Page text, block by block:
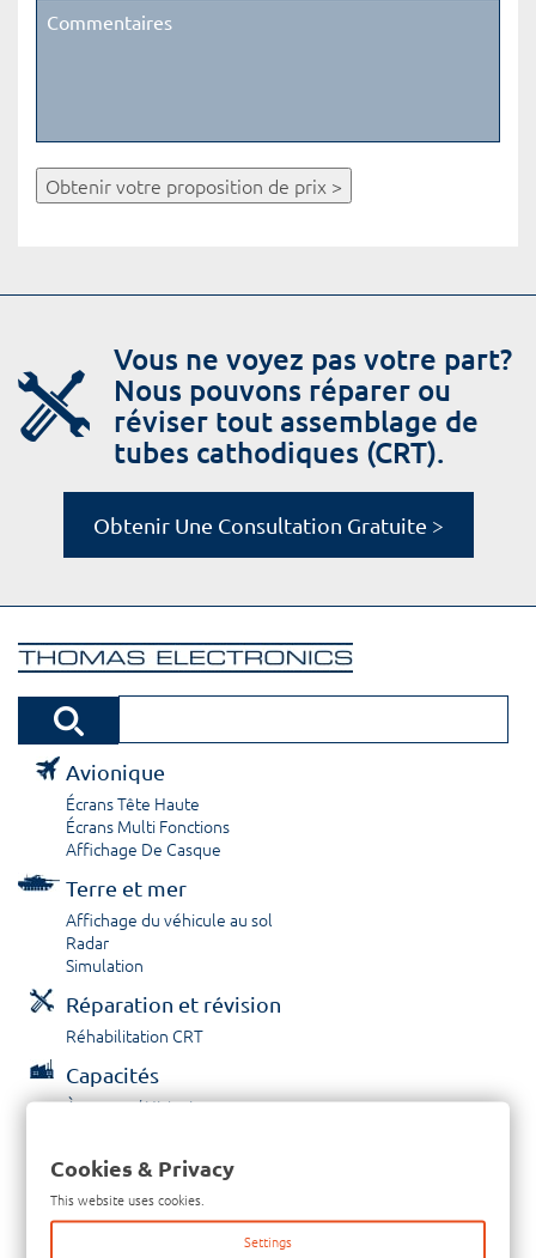
Obtenir votre proposition de prix >
Vous ne voyez pas votre part?
Nous pouvons réparer ou
réviser tout assemblage de
tubes cathodiques (CRT).
Obtenir Une Consultation Gratuite >
Avionique
Écrans Tête Haute
Écrans Multi Fonctions
Affichage De Casque
Terre et mer
Affichage du véhicule au sol
Radar
Simulation
Réparation et révision
Réhabilitation CRT
Capacités
À propos / Historique
Contactez nous
Tél: +33-380-600-290
Télécopieur: +33-380-600-294
Cookies & Privacy
This website uses cookies.
Settings